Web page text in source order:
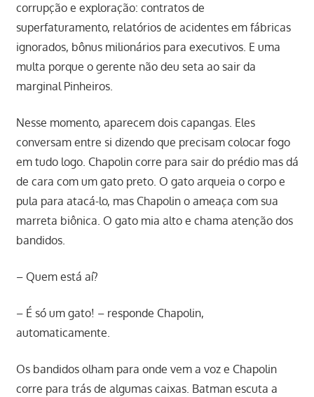
corrupção e exploração: contratos de
superfaturamento, relatórios de acidentes em fábricas
ignorados, bônus milionários para executivos. E uma
multa porque o gerente não deu seta ao sair da
marginal Pinheiros.
Nesse momento, aparecem dois capangas. Eles
conversam entre si dizendo que precisam colocar fogo
em tudo logo. Chapolin corre para sair do prédio mas dá
de cara com um gato preto. O gato arqueia o corpo e
pula para atacá-lo, mas Chapolin o ameaça com sua
marreta biônica. O gato mia alto e chama atenção dos
bandidos.
– Quem está aí?
– É só um gato! – responde Chapolin,
automaticamente.
Os bandidos olham para onde vem a voz e Chapolin
corre para trás de algumas caixas. Batman escuta a